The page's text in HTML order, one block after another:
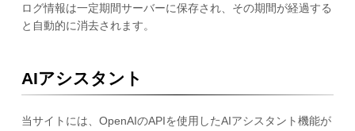
ログ情報は一定期間サーバーに保存され、その期間が経過する
と自動的に消去されます。
AIアシスタント
当サイトには、OpenAIのAPIを使用したAIアシスタント機能が